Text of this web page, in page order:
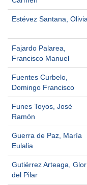
Estévez Santana, Olivia
Fajardo Palarea,
Francisco Manuel
Fuentes Curbelo,
Domingo Francisco
Funes Toyos, José
Ramón
Guerra de Paz, María
Eulalia
Gutiérrez Arteaga,
del Pilar